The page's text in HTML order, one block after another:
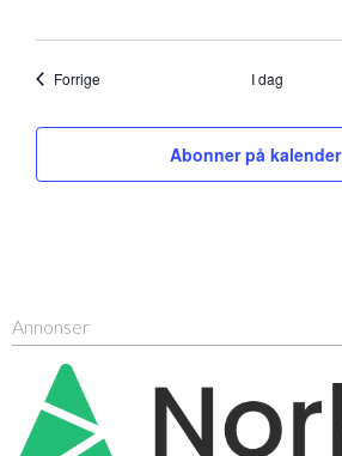
ForrigeArrangementer I dag
Abonner på kalender
Annonser